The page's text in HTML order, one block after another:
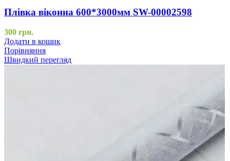
Плівка віконна 600*3000мм SW-00002598
300 грн.
Додати в кошик
Порівняння
Швидкий перегляд